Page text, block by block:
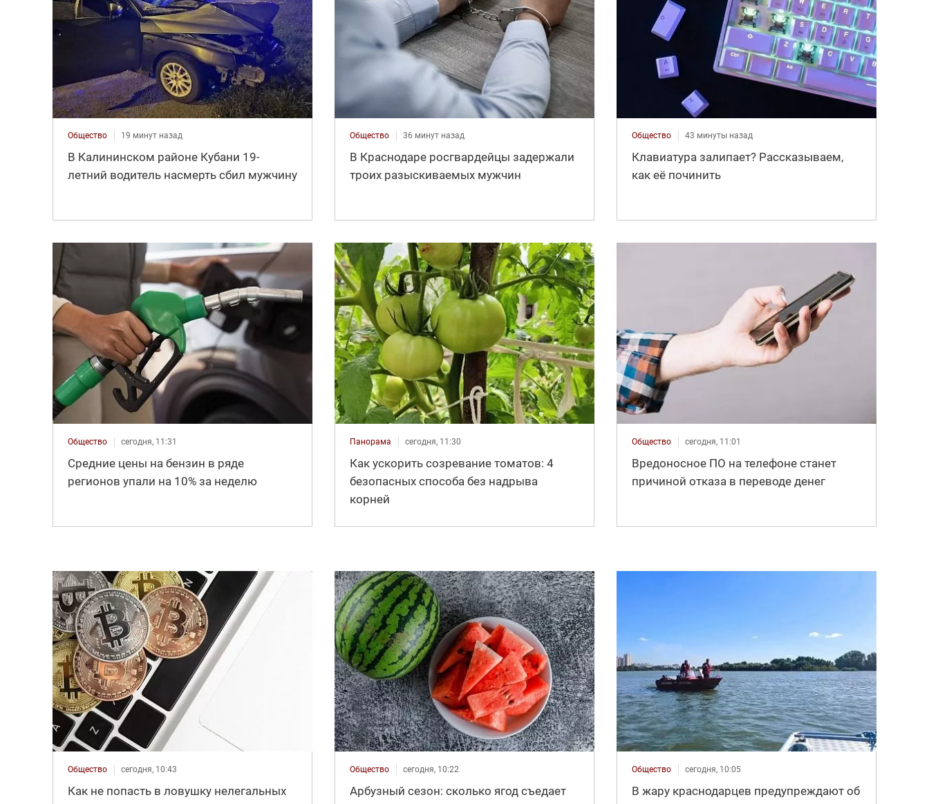
Общество 19 минут назад
В Калининском районе Кубани 19-
летний водитель насмерть сбил мужчину
Общество 36 минут назад
В Краснодаре росгвардейцы задержали
троих разыскиваемых мужчин
Общество 43 минуты назад
Клавиатура залипает? Рассказываем,
как её починить
Общество сегодня, 11:31
Средние цены на бензин в ряде
регионов упали на 10% за неделю
Панорама сегодня, 11:30
Как ускорить созревание томатов: 4
безопасных способа без надрыва
корней
Общество сегодня, 11:01
Вредоносное ПО на телефоне станет
причиной отказа в переводе денег
Общество сегодня, 10:43
Как не попасть в ловушку нелегальных
Общество сегодня, 10:22
Арбузный сезон: сколько ягод съедает
Общество сегодня, 10:05
В жару краснодарцев предупреждают об